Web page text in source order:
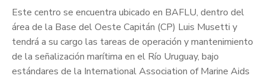
Este centro se encuentra ubicado en BAFLU, dentro del
área de la Base del Oeste Capitán (CP) Luis Musetti y
tendrá a su cargo las tareas de operación y mantenimiento
de la señalización marítima en el Río Uruguay, bajo
estándares de la International Association of Marine Aids